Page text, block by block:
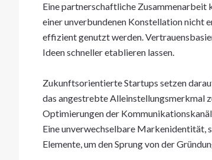
Eine partnerschaftliche Zusammenarbeit
einer unverbundenen Konstellation nicht
effizient genutzt werden.
Ideen schneller etablieren lassen.
Zukunftsorientierte Startups setzen
das angestrebte Alleinstellungsmerkmal
Optimierungen der
Eine unverwechselbare
Elemente, um den Sprung von der